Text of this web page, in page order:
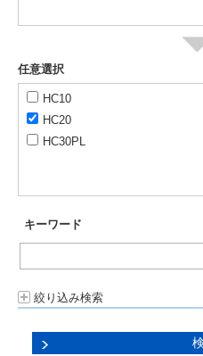
任意選択
HC10
HC20
HC30PL
キーワード
絞り込み検索